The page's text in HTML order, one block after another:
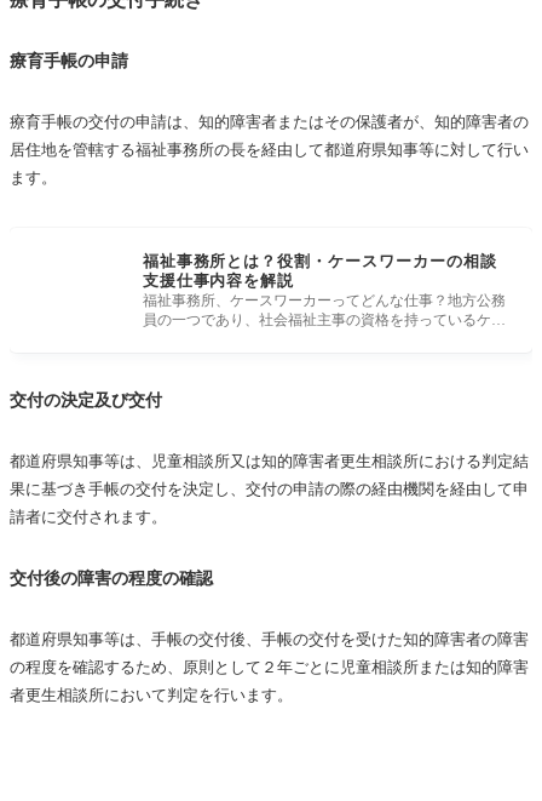
療育手帳の申請
療育手帳の交付の申請は、知的障害者またはその保護者が、知的障害者の
居住地を管轄する福祉事務所の長を経由して都道府県知事等に対して行い
ます。
福祉事務所とは？役割・ケースワーカーの相談
支援仕事内容を解説
福祉事務所、ケースワーカーってどんな仕事？地方公務
員の一つであり、社会福祉主事の資格を持っているケー
交付の決定及び交付
都道府県知事等は、児童相談所又は知的障害者更生相談所における判定結
果に基づき手帳の交付を決定し、交付の申請の際の経由機関を経由して申
請者に交付されます。
交付後の障害の程度の確認
都道府県知事等は、手帳の交付後、手帳の交付を受けた知的障害者の障害
の程度を確認するため、原則として２年ごとに児童相談所または知的障害
者更生相談所において判定を行います。